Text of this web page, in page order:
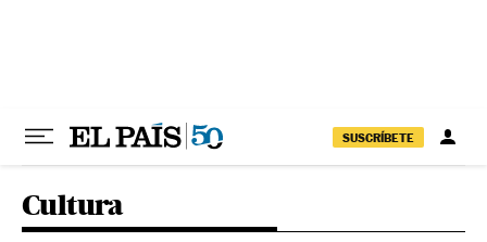
SUSCRÍBETE
Cultura